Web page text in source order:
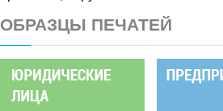
ОБРАЗЦЫ ПЕЧАТЕЙ